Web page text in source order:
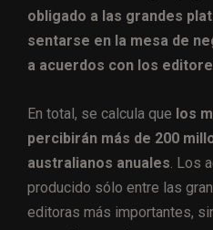
obligado a las grandes
sentarse en la mesa de
a acuerdos con los
En total, se calcula que los
percibirán más de 200
australianos anuales. Los
producido sólo entre las
editoras más importantes,